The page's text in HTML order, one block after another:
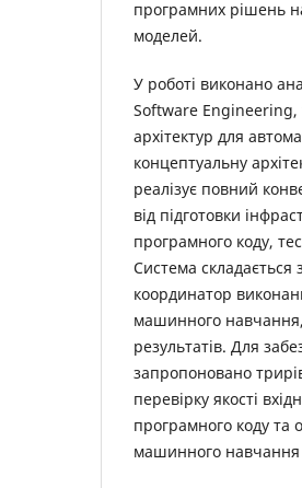
програмних рішень
моделей.
У роботі виконано
Software Engineering,
архітектур для
концептуальну
реалізує повний
від підготовки
програмного коду,
Система складається
координатор
машинного навчання,
результатів. Для
запропоновано
перевірку якості
програмного коду та
машинного